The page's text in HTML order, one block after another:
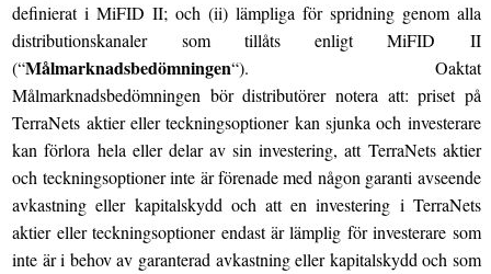
definierat i MiFID II; och (ii) lämpliga för spridning genom alla
distributionskanaler som tillåts enligt MiFID II
(“Målmarknadsbedömningen“). Oaktat
Målmarknadsbedömningen bör distributörer notera att: priset på
TerraNets aktier eller teckningsoptioner kan sjunka och investerare
kan förlora hela eller delar av sin investering, att TerraNets aktier
och teckningsoptioner inte är förenade med någon garanti avseende
avkastning eller kapitalskydd och att en investering i TerraNets
aktier eller teckningsoptioner endast är lämplig för investerare som
inte är i behov av garanterad avkastning eller kapitalskydd och som